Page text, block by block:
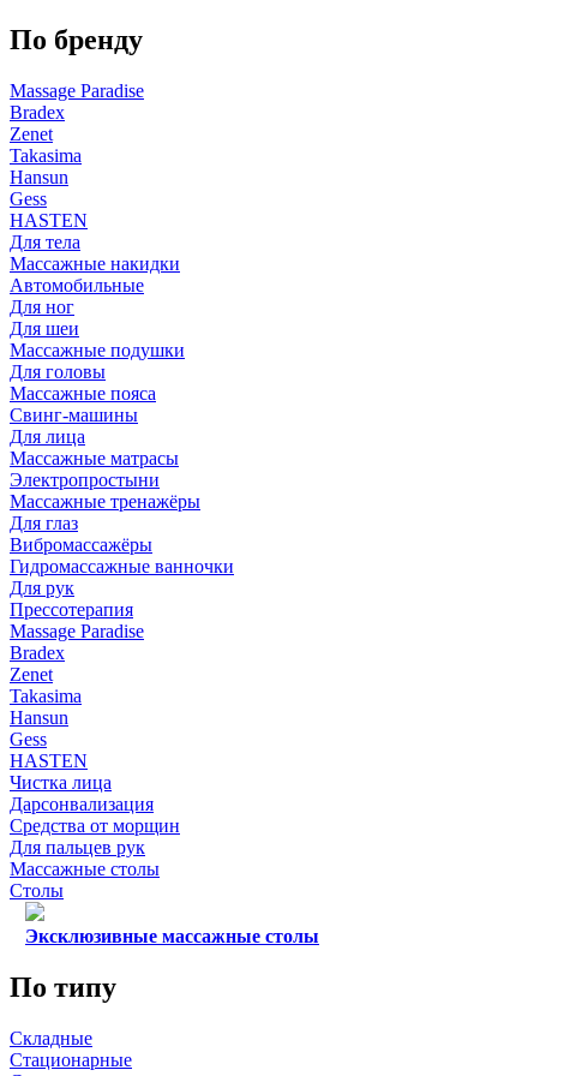
По бренду
Massage Paradise
Bradex
Zenet
Takasima
Hansun
Gess
HASTEN
Для тела
Массажные накидки
Автомобильные
Для ног
Для шеи
Массажные подушки
Для головы
Массажные пояса
Свинг-машины
Для лица
Массажные матрасы
Электропростыни
Массажные тренажёры
Для глаз
Вибромассажёры
Гидромассажные ванночки
Для рук
Прессотерапия
Massage Paradise
Bradex
Zenet
Takasima
Hansun
Gess
HASTEN
Чистка лица
Дарсонвализация
Средства от морщин
Для пальцев рук
Массажные столы
Столы
Эксклюзивные массажные столы
По типу
Складные
Стационарные